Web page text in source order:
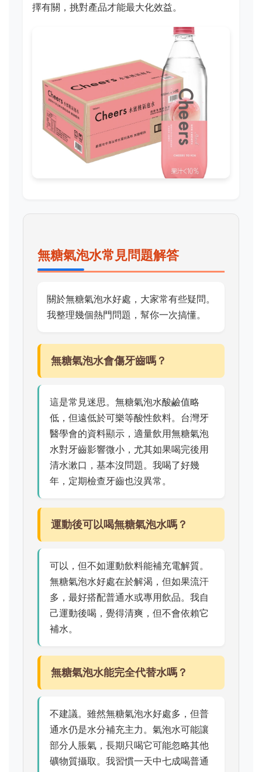
擇有關，挑對產品才能最大化效益。
無糖氣泡水常見問題解答
關於無糖氣泡水好處，大家常有些疑問。
我整理幾個熱門問題，幫你一次搞懂。
無糖氣泡水會傷牙齒嗎？
這是常見迷思。無糖氣泡水酸鹼值略
低，但遠低於可樂等酸性飲料。台灣牙
醫學會的資料顯示，適量飲用無糖氣泡
水對牙齒影響微小，尤其如果喝完後用
清水漱口，基本沒問題。我喝了好幾
年，定期檢查牙齒也沒異常。
運動後可以喝無糖氣泡水嗎？
可以，但不如運動飲料能補充電解質。
無糖氣泡水好處在於解渴，但如果流汗
多，最好搭配普通水或專用飲品。我自
己運動後喝，覺得清爽，但不會依賴它
補水。
無糖氣泡水能完全代替水嗎？
不建議。雖然無糖氣泡水好處多，但普
通水仍是水分補充主力。氣泡水可能讓
部分人脹氣，長期只喝它可能忽略其他
礦物質攝取。我習慣一天中七成喝普通